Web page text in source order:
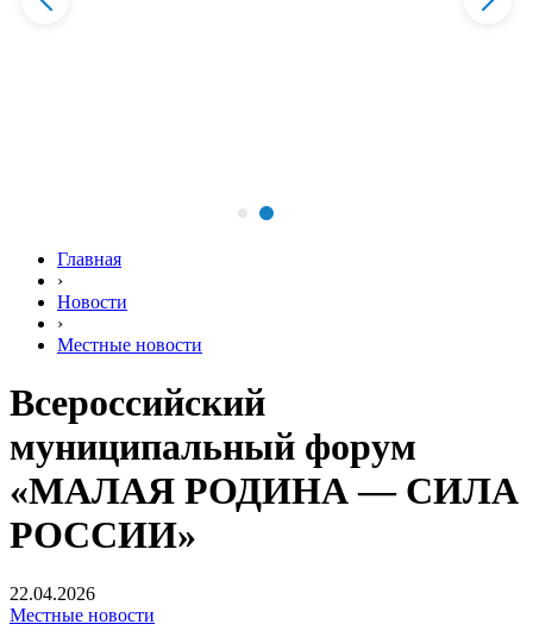
Главная
›
Новости
›
Местные новости
Всероссийский
муниципальный форум
«МАЛАЯ РОДИНА — СИЛА
РОССИИ»
22.04.2026
Местные новости